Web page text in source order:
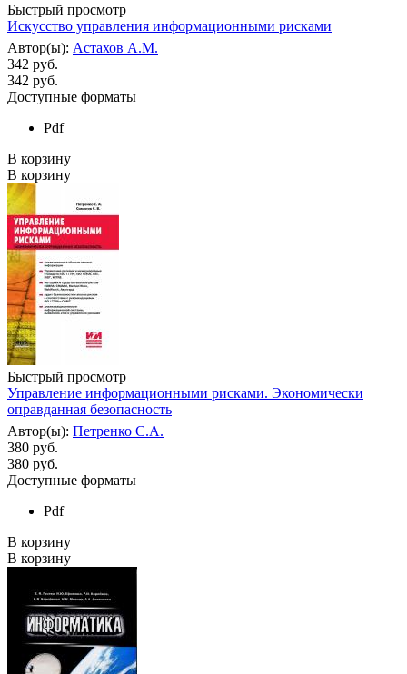
Быстрый просмотр
Искусство управления информационными рисками
Автор(ы): Астахов А.М.
342 руб.
342 руб.
Доступные форматы
Pdf
В корзину
В корзину
Быстрый просмотр
Управление информационными рисками. Экономически
оправданная безопасность
Автор(ы): Петренко С.А.
380 руб.
380 руб.
Доступные форматы
Pdf
В корзину
В корзину